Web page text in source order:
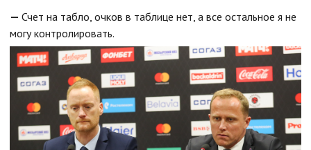
— Счет на табло, очков в таблице нет, а все остальное я не
могу контролировать.